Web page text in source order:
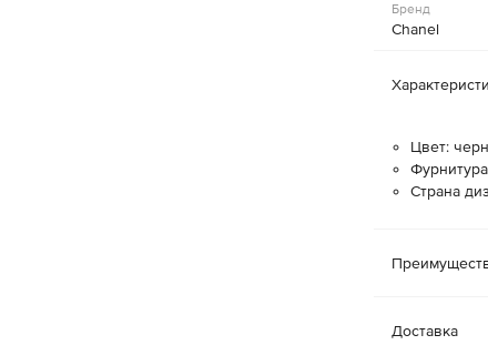
Бренд
Chanel
Цвет:
Страна
Доставка